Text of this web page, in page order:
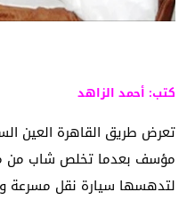
كتب: أحمد الزاهد
تعرض طريق القاهرة العين
مؤسف بعدما تخلص شاب من
لتدهسها سيارة نقل مسرعة